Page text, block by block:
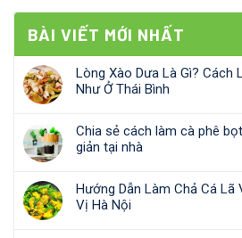
BÀI VIẾT MỚI NHẤT
Lòng Xào Dưa Là Gì? Cách
Như Ở Thái Bình
Chia sẻ cách làm cà phê
giản tại nhà
Hướng Dẫn Làm Chả Cá
Vị Hà Nội